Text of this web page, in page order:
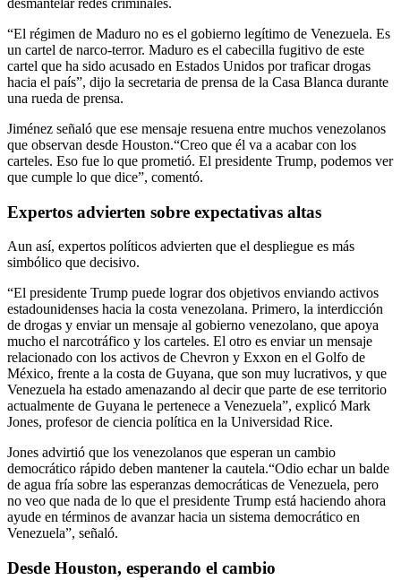
desmantelar redes criminales.
“El régimen de Maduro no es el gobierno legítimo de Venezuela. Es
un cartel de narco-terror. Maduro es el cabecilla fugitivo de este
cartel que ha sido acusado en Estados Unidos por traficar drogas
hacia el país”, dijo la secretaria de prensa de la Casa Blanca durante
una rueda de prensa.
Jiménez señaló que ese mensaje resuena entre muchos venezolanos
que observan desde Houston.“Creo que él va a acabar con los
carteles. Eso fue lo que prometió. El presidente Trump, podemos ver
que cumple lo que dice”, comentó.
Expertos advierten sobre expectativas altas
Aun así, expertos políticos advierten que el despliegue es más
simbólico que decisivo.
“El presidente Trump puede lograr dos objetivos enviando activos
estadounidenses hacia la costa venezolana. Primero, la interdicción
de drogas y enviar un mensaje al gobierno venezolano, que apoya
mucho el narcotráfico y los carteles. El otro es enviar un mensaje
relacionado con los activos de Chevron y Exxon en el Golfo de
México, frente a la costa de Guyana, que son muy lucrativos, y que
Venezuela ha estado amenazando al decir que parte de ese territorio
actualmente de Guyana le pertenece a Venezuela”, explicó Mark
Jones, profesor de ciencia política en la Universidad Rice.
Jones advirtió que los venezolanos que esperan un cambio
democrático rápido deben mantener la cautela.“Odio echar un balde
de agua fría sobre las esperanzas democráticas de Venezuela, pero
no veo que nada de lo que el presidente Trump está haciendo ahora
ayude en términos de avanzar hacia un sistema democrático en
Venezuela”, señaló.
Desde Houston, esperando el cambio